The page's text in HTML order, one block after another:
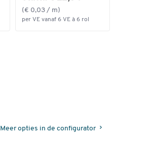
(€ 0,03 / m)
per VE vanaf 6 VE à 6 rol
Meer opties in de configurator